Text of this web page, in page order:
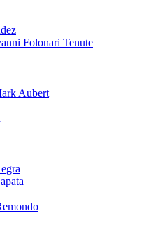
Folonari Tenute
Aubert